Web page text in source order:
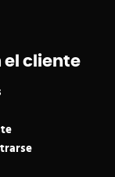
el cliente